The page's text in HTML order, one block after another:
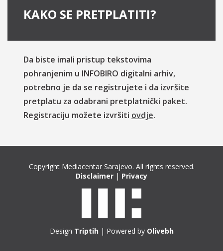
KAKO SE PRETPLATITI?
Da biste imali pristup tekstovima
pohranjenim u INFOBIRO digitalni arhiv,
potrebno je da se registrujete i da izvršite
pretplatu za odabrani pretplatnički paket.
Registraciju možete izvršiti ovdje.
Copyright Mediacentar Sarajevo. All rights reserved.
Disclaimer | Privacy
Design Triptih| Powered by Olivebh